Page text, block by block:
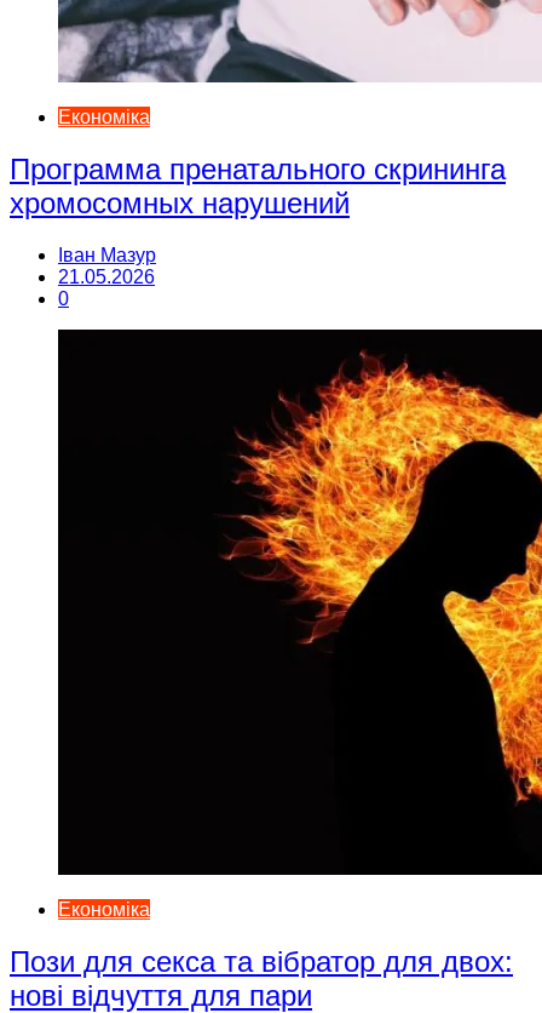
Економіка
Программа пренатального скрининга
хромосомных нарушений
Іван Мазур
21.05.2026
0
Економіка
Пози для секса та вібратор для двох:
нові відчуття для пари